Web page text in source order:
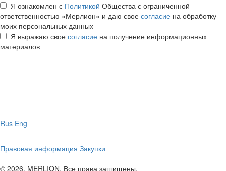
Я ознакомлен с Политикой Общества с ограниченной
ответственностью «Мерлион» и даю свое согласие на обработку
моих персональных данных
Я выражаю свое согласие на получение информационных
материалов
Rus Eng
Правовая информация Закупки
© 2026, MERLION. Все права защищены.